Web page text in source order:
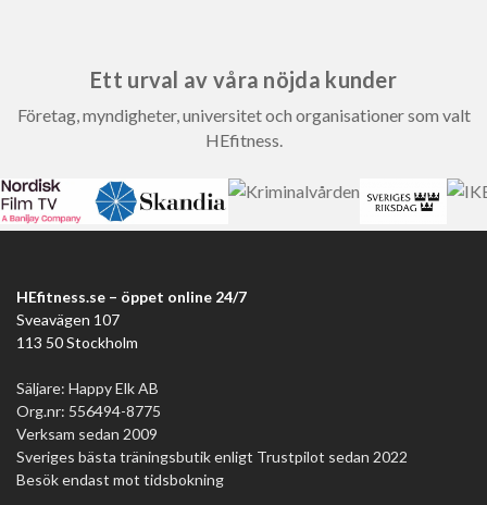
Ett urval av våra nöjda kunder
Företag, myndigheter, universitet och organisationer som valt
HEfitness.
HEfitness.se – öppet online 24/7
Sveavägen 107
113 50 Stockholm
Säljare: Happy Elk AB
Org.nr: 556494-8775
Verksam sedan 2009
Sveriges bästa träningsbutik enligt Trustpilot sedan 2022
Besök endast mot tidsbokning